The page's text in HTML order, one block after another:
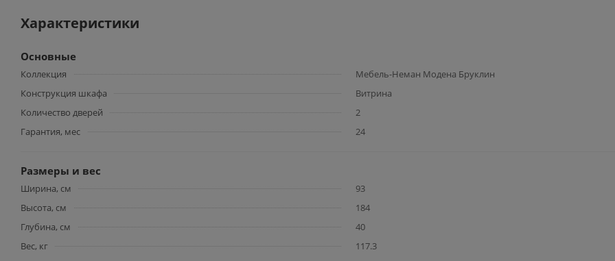
Характеристики
Основные
Коллекция
Мебель-Неман Модена Бруклин
Конструкция шкафа
Витрина
Количество дверей
2
Гарантия, мес
24
Размеры и вес
Ширина, см
93
Высота, см
184
Глубина, см
40
Вес, кг
117.3